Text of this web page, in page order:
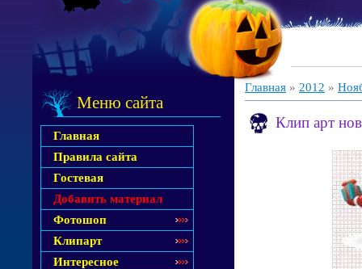
Меню сайта
Главная
Правила сайта
Гостевая
Добавить материал
Фотошоп
Клипарт
Интересное
Главная » 2012 »
Клип арт